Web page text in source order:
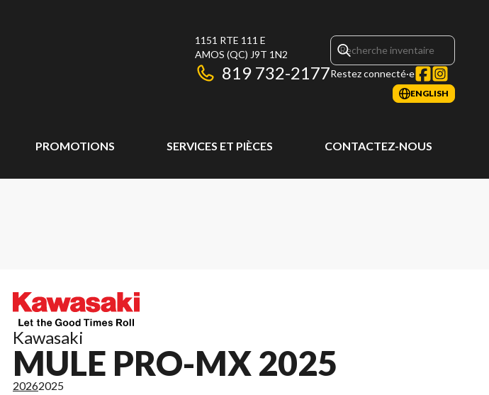
1151 RTE 111 E
AMOS (QC) J9T 1N2
819 732-2177Restez connecté·e
ENGLISH
PROMOTIONS SERVICES ET PIÈCES CONTACTEZ-NOUS
Kawasaki
MULE PRO-MX 2025
20262025